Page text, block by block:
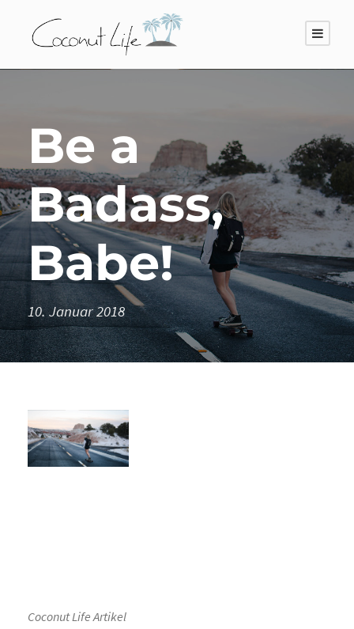
Be a
Badass,
Babe!
10. Januar 2018
Coconut Life Artikel